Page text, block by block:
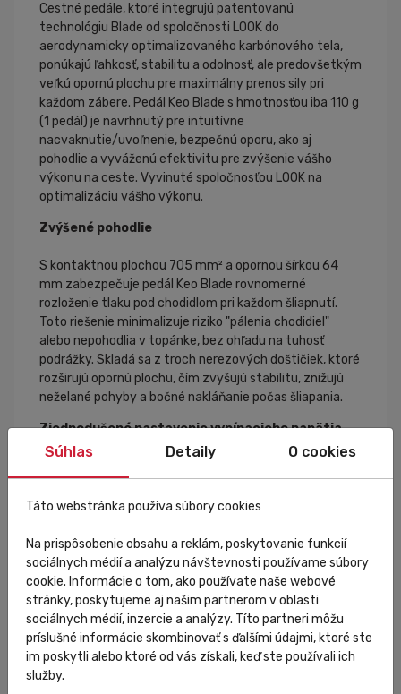
Cestné pedále, ktoré integrujú patentovanú
technológiu Blade od spoločnosti LOOK do
aerodynamicky optimalizovaného karbónového tela,
ponúkajú ľahkosť, stabilitu a odolnosť, ale predovšetkým
veľkú opornú plochu pre maximálny prenos sily pri
každom zábere. Pedál Keo Blade s hmotnosťou iba 110 g
(1 pedál) je navrhnutý pre intuitívne
nacvaknutie/uvoľnenie, bezpečnú oporu, ako aj
pohodlie a vyváženú efektivitu pre zvýšenie vášho
výkonu na ceste. Vyvinuté spoločnosťou LOOK na
optimalizáciu vášho výkonu.
Zvýšené pohodlie
S kontaktnou plochou 705 mm² a opornou šírkou 64
mm zabezpečuje pedál Keo Blade rovnomerné
rozloženie tlaku pod chodidlom pri každom šliapnutí.
Toto riešenie minimalizuje riziko "pálenia chodidiel"
alebo nepohodlia v topánke, bez ohľadu na tuhosť
podrážky. Skladá sa z troch nerezových doštičiek, ktoré
rozširujú opornú plochu, čím zvyšujú stabilitu, znižujú
neželané pohyby a bočné nakláňanie počas šliapania.
Zjednodušené nastavenie vypínacieho napätia
pomocou jedného špeciálneho nástroja, môžete
Aerodynamický dizajn
Nový tvar optimalizuje prednú časť a vyhladzuje
prechod medzi topánkou a pedálom, čím znižuje
aerodynamický odpor. Elegantné línie listu harmonicky
ladia s dizajnom a posúvajú Keo Blade na vrchol svojej
kategórie z hľadiska aerodynamiky. Toto spojenie
estetiky a funkčnosti nanovo definuje výkonnostné
Súhlas Detaily O cookies
Táto webstránka používa súbory cookies
Na prispôsobenie obsahu a reklám, poskytovanie funkcií
sociálnych médií a analýzu návštevnosti používame súbory
cookie. Informácie o tom, ako používate naše webové
stránky, poskytujeme aj našim partnerom v oblasti
sociálnych médií, inzercie a analýzy. Títo partneri môžu
príslušné informácie skombinovať s ďalšími údajmi, ktoré ste
im poskytli alebo ktoré od vás získali, keď ste používali ich
služby.